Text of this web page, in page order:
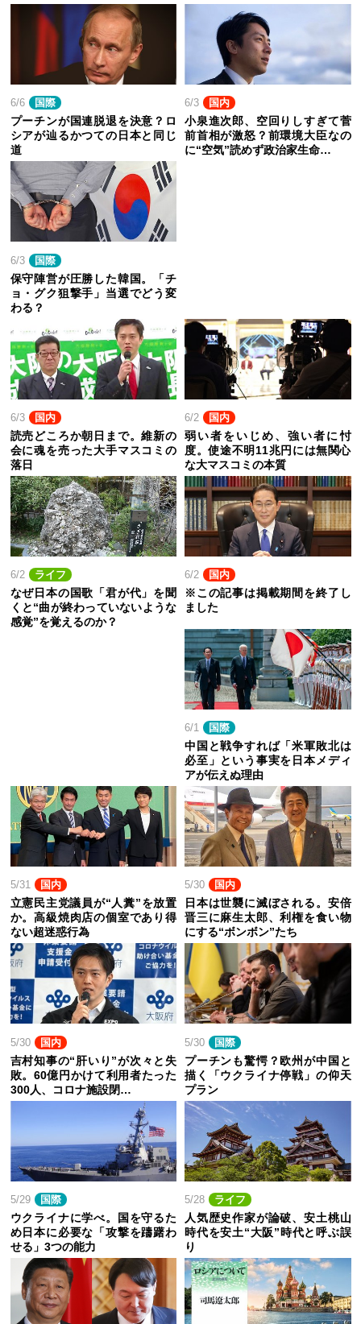
6/6 国際
プーチンが国連脱退を決意？ロ
シアが辿るかつての日本と同じ
道
6/3 国内
小泉進次郎、空回りしすぎて菅
前首相が激怒？前環境大臣なの
に“空気”読めず政治家生命…
6/3 国際
保守陣営が圧勝した韓国。「チ
ョ・グク狙撃手」当選でどう変
わる？
6/3 国内
読売どころか朝日まで。維新の
会に魂を売った大手マスコミの
落日
6/2 国内
弱い者をいじめ、強い者に忖
度。使途不明11兆円には無関心
な大マスコミの本質
6/2 ライフ
なぜ日本の国歌「君が代」を聞
くと“曲が終わっていないような
感覚”を覚えるのか？
6/2 国内
※この記事は掲載期間を終了し
ました
6/1 国際
中国と戦争すれば「米軍敗北は
必至」という事実を日本メディ
アが伝えぬ理由
5/31 国内
立憲民主党議員が“人糞”を放置
か。高級焼肉店の個室であり得
ない超迷惑行為
5/30 国内
日本は世襲に滅ぼされる。安倍
晋三に麻生太郎、利権を食い物
にする“ボンボン”たち
5/30 国内
吉村知事の“肝いり”が次々と失
敗。60億円かけて利用者たった
300人、コロナ施設閉…
5/30 国際
プーチンも驚愕？欧州が中国と
描く「ウクライナ停戦」の仰天
プラン
5/29 国際
ウクライナに学べ。国を守るた
め日本に必要な「攻撃を躊躇わ
せる」3つの能力
5/28 ライフ
人気歴史作家が論破、安土桃山
時代を安土“大阪”時代と呼ぶ誤
り